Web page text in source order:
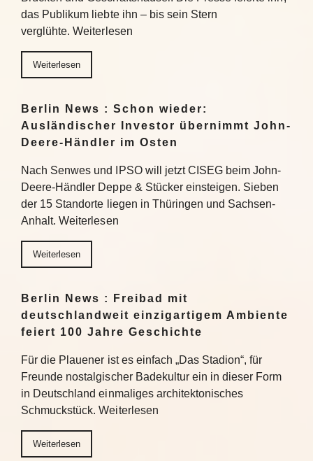
das Publikum liebte ihn – bis sein Stern
verglühte. Weiterlesen
Weiterlesen
Berlin News : Schon wieder:
Ausländischer Investor übernimmt John-
Deere-Händler im Osten
Nach Senwes und IPSO will jetzt CISEG beim John-
Deere-Händler Deppe & Stücker einsteigen. Sieben
der 15 Standorte liegen in Thüringen und Sachsen-
Anhalt. Weiterlesen
Weiterlesen
Berlin News : Freibad mit
deutschlandweit einzigartigem Ambiente
feiert 100 Jahre Geschichte
Für die Plauener ist es einfach „Das Stadion“, für
Freunde nostalgischer Badekultur ein in dieser Form
in Deutschland einmaliges architektonisches
Schmuckstück. Weiterlesen
Weiterlesen